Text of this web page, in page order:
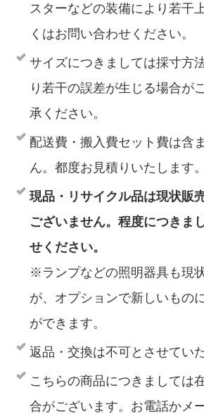
スターなどの装備により若干
くはお問い合わせください。
サイズにつきましては採寸方
り若干の誤差が生じる場合が
承ください。
配送費・搬入費セット費は含
ん。都度お見積りいたします。
現品・リサイクル品は現状販
ございません。程度につきま
せください。
※ランプなどの照明器具も現
が、オプションで新しいもの
ができます。
返品・交換は不可とさせてい
こちらの商品につきましては
合がございます。お電話かメ